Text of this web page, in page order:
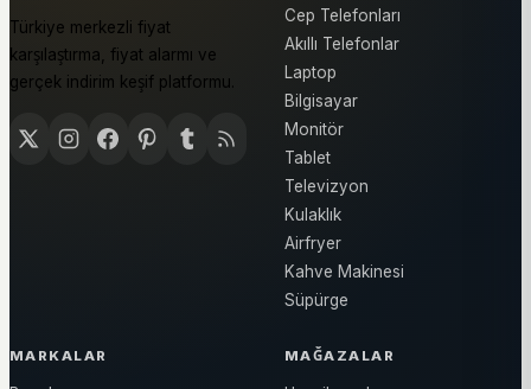
Türkiye merkezli fiyat
karşılaştırma, fiyat alarmı ve
gerçek indirim keşif platformu.
Cep Telefonları
Akıllı Telefonlar
Laptop
Bilgisayar
Monitör
Tablet
Televizyon
Kulaklık
Airfryer
Kahve Makinesi
Süpürge
MARKALAR MAĞAZALAR